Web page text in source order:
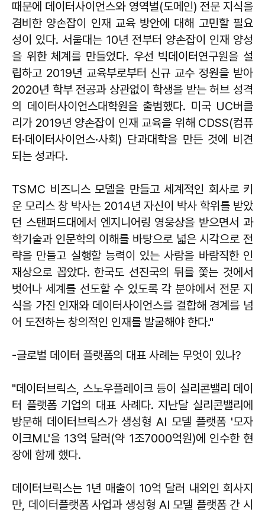
때문에 데이터사이언스와 영역별(도메인) 전문 지식을
겸비한 양손잡이 인재 교육 방안에 대해 고민할 필요
성이 있다. 서울대는 10년 전부터 양손잡이 인재 양성
을 위한 체계를 만들었다. 우선 빅데이터연구원을 설
립하고 2019년 교육부로부터 신규 교수 정원을 받아
2020년 학부 전공과 상관없이 학생을 받는 허브 성격
의 데이터사이언스대학원을 출범했다. 미국 UC버클
리가 2019년 양손잡이 인재 교육을 위해 CDSS(컴퓨
터·데이터사이언스·사회) 단과대학을 만든 것에 비견
되는 성과다.
TSMC 비즈니스 모델을 만들고 세계적인 회사로 키
운 모리스 창 박사는 2014년 자신이 박사 학위를 받았
던 스탠퍼드대에서 엔지니어링 영웅상을 받으면서 과
학기술과 인문학의 이해를 바탕으로 넓은 시각으로 전
략을 만들고 실행할 능력이 있는 사람을 바람직한 인
재상으로 꼽았다. 한국도 선진국의 뒤를 쫓는 것에서
벗어나 세계를 선도할 수 있도록 각 분야에서 전문 지
식을 가진 인재와 데이터사이언스를 결합해 경계를 넘
어 도전하는 창의적인 인재를 발굴해야 한다."
-글로벌 데이터 플랫폼의 대표 사례는 무엇이 있나?
"데이터브릭스, 스노우플레이크 등이 실리콘밸리 데이
터 플랫폼 기업의 대표 사례다. 지난달 실리콘밸리에
방문해 데이터브릭스가 생성형 AI 모델 플랫폼 '모자
이크ML'을 13억 달러(약 1조7000억원)에 인수한 현
장에 함께 했다.
데이터브릭스는 1년 매출이 10억 달러 내외인 회사지
만, 데이터플랫폼 사업과 생성형 AI 모델 플랫폼 간 시